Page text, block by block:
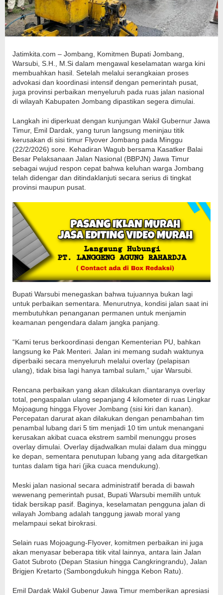
Jatimkita.com – Jombang, Komitmen Bupati Jombang,
Warsubi, S.H., M.Si dalam mengawal keselamatan warga kini
membuahkan hasil. Setelah melalui serangkaian proses
advokasi dan koordinasi intensif dengan pemerintah pusat,
juga provinsi perbaikan menyeluruh pada ruas jalan nasional
di wilayah Kabupaten Jombang dipastikan segera dimulai.
Langkah ini diperkuat dengan kunjungan Wakil Gubernur Jawa
Timur, Emil Dardak, yang turun langsung meninjau titik
kerusakan di sisi timur Flyover Jombang pada Minggu
(22/2/2026) sore. Kehadiran Wagub bersama Kasatker Balai
Besar Pelaksanaan Jalan Nasional (BBPJN) Jawa Timur
sebagai wujud respon cepat bahwa keluhan warga Jombang
telah didengar dan ditindaklanjuti secara serius di tingkat
provinsi maupun pusat.
Bupati Warsubi menegaskan bahwa tujuannya bukan lagi
untuk perbaikan sementara. Menurutnya, kondisi jalan saat ini
membutuhkan penanganan permanen untuk menjamin
keamanan pengendara dalam jangka panjang.
“Kami terus berkoordinasi dengan Kementerian PU, bahkan
langsung ke Pak Menteri. Jalan ini memang sudah waktunya
diperbaiki secara menyeluruh melalui overlay (pelapisan
ulang), tidak bisa lagi hanya tambal sulam,” ujar Warsubi.
Rencana perbaikan yang akan dilakukan diantaranya overlay
total, pengaspalan ulang sepanjang 4 kilometer di ruas Lingkar
Mojoagung hingga Flyover Jombang (sisi kiri dan kanan).
Percepatan darurat akan dilakukan dengan penambahan tim
penambal lubang dari 5 tim menjadi 10 tim untuk menangani
kerusakan akibat cuaca ekstrem sambil menunggu proses
overlay dimulai. Overlay dijadwalkan mulai dalam dua minggu
ke depan, sementara penutupan lubang yang ada ditargetkan
tuntas dalam tiga hari (jika cuaca mendukung).
Meski jalan nasional secara administratif berada di bawah
wewenang pemerintah pusat, Bupati Warsubi memilih untuk
tidak bersikap pasif. Baginya, keselamatan pengguna jalan di
wilayah Jombang adalah tanggung jawab moral yang
melampaui sekat birokrasi.
Selain ruas Mojoagung-Flyover, komitmen perbaikan ini juga
akan menyasar beberapa titik vital lainnya, antara lain Jalan
Gatot Subroto (Depan Stasiun hingga Cangkringrandu), Jalan
Brigjen Kretarto (Sambongdukuh hingga Kebon Ratu).
Emil Dardak Wakil Gubenur Jawa Timur memberikan apresiasi